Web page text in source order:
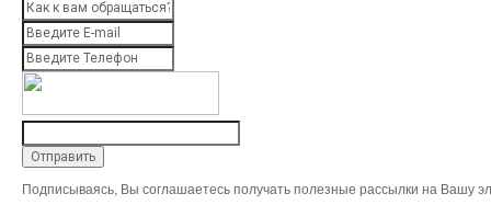
Подписываясь, Вы соглашаетесь получать полезные рассылки на Вашу